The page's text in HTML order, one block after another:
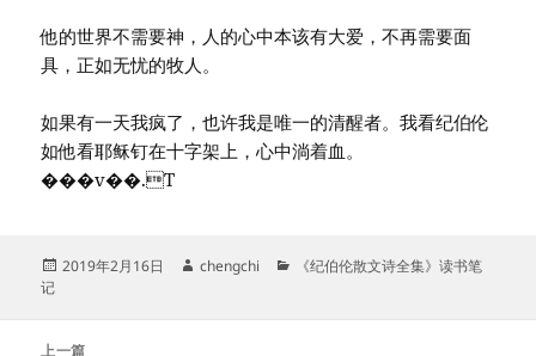
他的世界不需要神，人的心中本该有大爱，不再需要面
具，正如无忧的牧人。
如果有一天我疯了，也许我是唯一的清醒者。我看纪伯伦
如他看耶稣钉在十字架上，心中淌着血。
���v��.T
发
2019年2月16日
作
chengchi
分《纪伯伦散文诗全集》读书笔
记
上一篇